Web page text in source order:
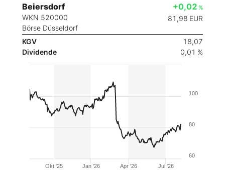
Beiersdorf
WKN 520000
Börse Düsseldorf
+0,02 %
81,98 EUR
KGV
18,07
Dividende
0,01 %
Okt '25 Jan '26 Apr '26 Jul '26
60
80
100